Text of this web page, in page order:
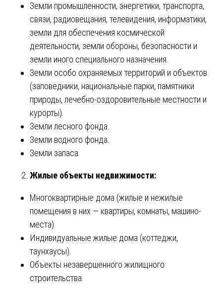
Земли промышленности, энергетики, транспорта,
связи, радиовещания, телевидения, информатики,
земли для обеспечения космической
деятельности, земли обороны, безопасности и
земли иного специального назначения.
Земли особо охраняемых территорий и объектов
(заповедники, национальные парки, памятники
природы, лечебно-оздоровительные местности и
курорты).
Земли лесного фонда.
Земли водного фонда.
Земли запаса.
Жилые объекты недвижимости:
Многоквартирные дома (жилые и нежилые
помещения в них — квартиры, комнаты, машино-
места).
Индивидуальные жилые дома (коттеджи,
таунхаусы).
Объекты незавершенного жилищного
строительства.